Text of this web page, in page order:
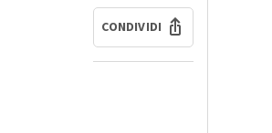
CONDIVIDI